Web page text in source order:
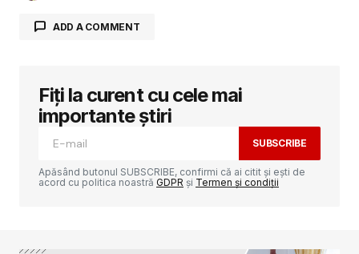
ADD A COMMENT
Adresa ta de email nu va fi publicată.
Câmpurile obligatorii sunt marcate cu
Fiți la curent cu cele mai
importante știri
SUBSCRIBE
Apăsând butonul SUBSCRIBE, confirmi că ai citit și ești de
acord cu politica noastră GDPR și Termen și condiții